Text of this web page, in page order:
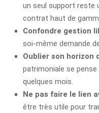
un seul support reste
contrat haut de
Confondre gestion
soi-même demande
Oublier son horizon
patrimoniale se
quelques mois.
Ne pas faire le lien
être très utile pour